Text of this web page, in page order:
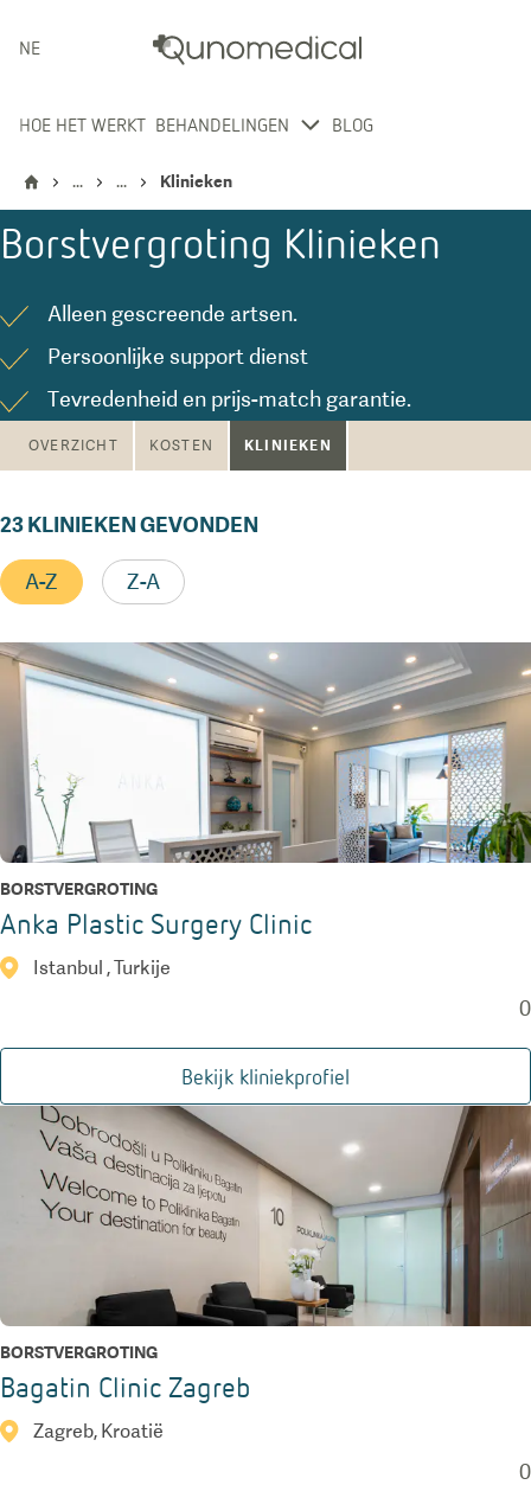
NEDERLANDS
HOE HET WERKT BEHANDELINGEN BLOG
... ... Klinieken
Borstvergroting Klinieken
Alleen gescreende artsen.
Persoonlijke support dienst
Tevredenheid en prijs-match garantie.
OVERZICHT KOSTEN KLINIEKEN
23KLINIEKEN GEVONDEN
A-Z Z-A
BORSTVERGROTING
Anka Plastic Surgery Clinic
Istanbul , Turkije
0
Bekijk kliniekprofiel
BORSTVERGROTING
Bagatin Clinic Zagreb
Zagreb, Kroatië
0